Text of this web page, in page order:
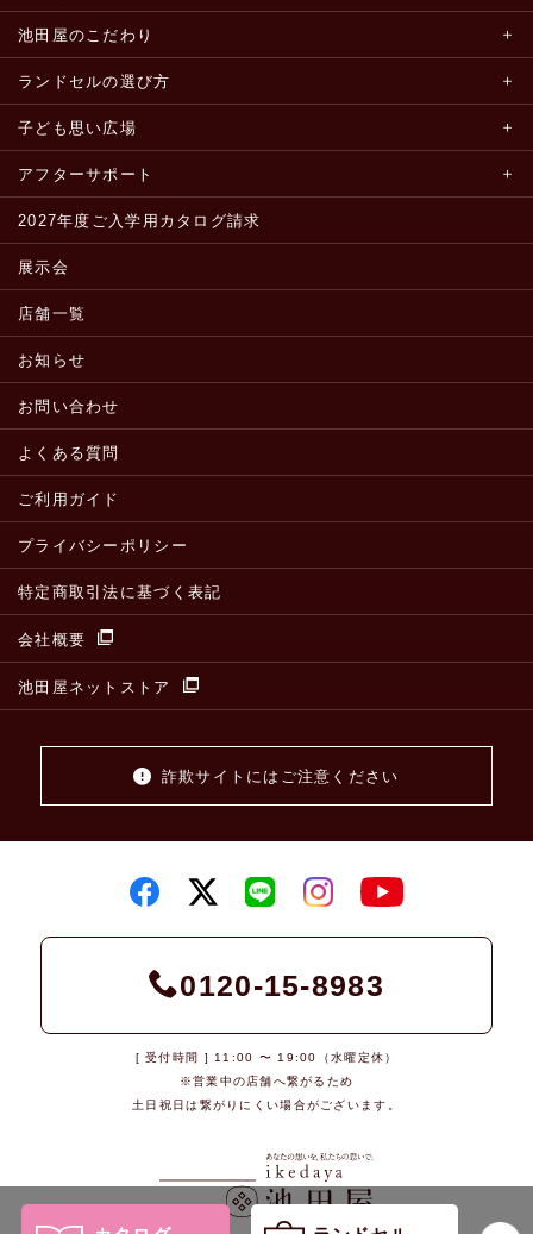
池田屋のこだわり
ランドセルの選び方
子ども思い広場
アフターサポート
2027年度ご入学用カタログ請求
展示会
店舗一覧
お知らせ
お問い合わせ
よくある質問
ご利用ガイド
プライバシーポリシー
特定商取引法に基づく表記
会社概要
池田屋ネットストア
詐欺サイトにはご注意ください
0120-15-8983
[ 受付時間 ] 11:00 〜 19:00（水曜定休）
※営業中の店舗へ繋がるため
土日祝日は繋がりにくい場合がございます。